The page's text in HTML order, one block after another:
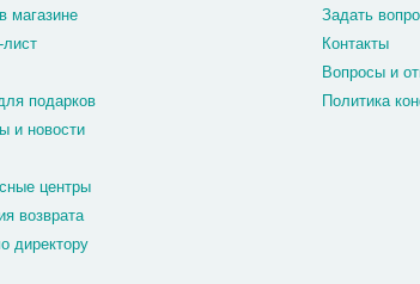
магазине
лист
подарков
и новости
центры
возврата
директору
Задать
Контакты
Вопросы и
Политика